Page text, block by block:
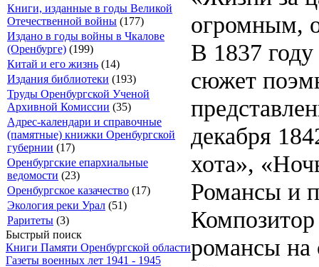
Книги, изданные в годы Великой
Отечественной войны (177)
Издано в годы войны в Чкалове
(Оренбурге) (199)
Китай и его жизнь (14)
Издания библиотеки (193)
Труды Оренбургской Ученой
Архивной Комиссии (35)
Адрес-календари и справочные
(памятные) книжки Оренбургской
губернии (17)
Оренбургские епархиальные
ведомости (23)
Оренбургское казачество (17)
Экология реки Урал (51)
Раритеты (3)
Быстрый поиск
Книги Памяти Оренбургской области
Газеты военных лет 1941 - 1945
огромным,
В 1837
сюжет
декабря
хота»,
Романсы и
романсы на